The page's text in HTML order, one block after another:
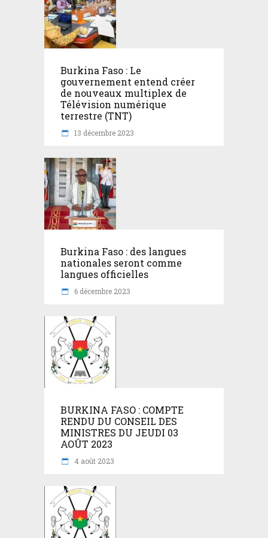
Burkina Faso : Le
gouvernement entend créer
de nouveaux multiplex de
Télévision numérique
terrestre (TNT)
13 décembre 2023
Burkina Faso : des langues
nationales seront comme
langues officielles
6 décembre 2023
BURKINA FASO : COMPTE
RENDU DU CONSEIL DES
MINISTRES DU JEUDI 03
AOÛT 2023
4 août 2023